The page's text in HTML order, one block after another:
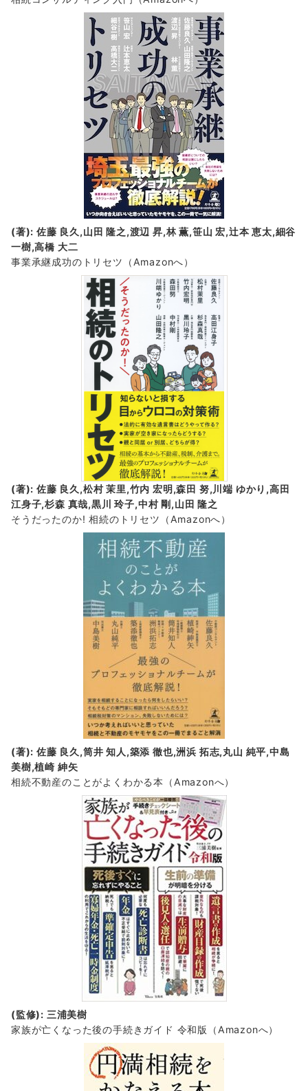
(著): 佐藤 良久,山田 隆之,渡辺 昇,林 薫,笹山 宏,辻本 恵太,細谷
一樹,高橋 大二
事業承継成功のトリセツ
（Amazonへ）
(著): 佐藤 良久,松村 茉里,竹内 宏明,森田 努,川端 ゆかり,高田
江身子,杉森 真哉,黒川 玲子,中村 剛,山田 隆之
そうだったのか! 相続のトリセツ
（Amazonへ）
(著): 佐藤 良久,筒井 知人,築添 徹也,洲浜 拓志,丸山 純平,中島
美樹,植崎 紳矢
相続不動産のことがよくわかる本（Amazonへ）
(監修): 三浦美樹
家族が亡くなった後の手続きガイド 令和版（Amazonへ）